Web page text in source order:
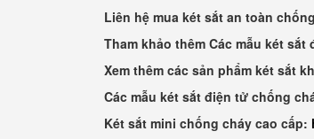
Liên hệ mua két sắt an toàn
Tham khảo thêm Các mẫu két sắt
Xem thêm các sản phẩm két sắt
Các mẫu két sắt điện tử chống
Két sắt mini chống cháy cao cấp: